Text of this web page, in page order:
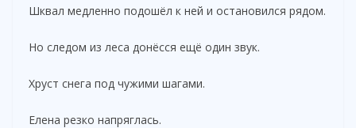
Шквал медленно подошёл к ней и остановился рядом.
Но следом из леса донёсся ещё один звук.
Хруст снега под чужими шагами.
Елена резко напряглась.